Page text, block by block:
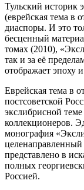
Тульский историк
(еврейская тема в
диаспоры. И это
бесценный
томах (2010),
так и за её
отображает эпоху
Еврейская тема в
постсоветской
экслибрисной
коллекционеров.
монография
целенаправленный
представлено в
полных
Россией.